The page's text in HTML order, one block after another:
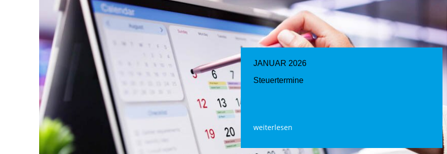
JANUAR 2026
Steuertermine
weiterlesen